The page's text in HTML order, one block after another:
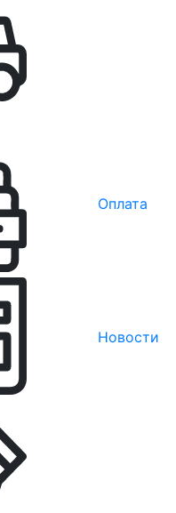
Оплата
Новости